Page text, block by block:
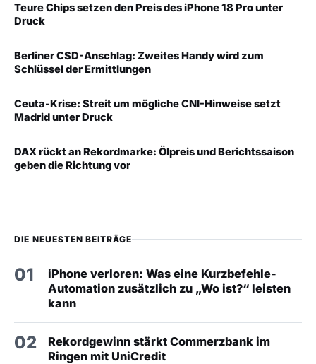
Teure Chips setzen den Preis des iPhone 18 Pro unter
Druck
Berliner CSD-Anschlag: Zweites Handy wird zum
Schlüssel der Ermittlungen
Ceuta-Krise: Streit um mögliche CNI-Hinweise setzt
Madrid unter Druck
DAX rückt an Rekordmarke: Ölpreis und Berichtssaison
geben die Richtung vor
DIE NEUESTEN BEITRÄGE
01
iPhone verloren: Was eine Kurzbefehle-
Automation zusätzlich zu „Wo ist?“ leisten
kann
02
Rekordgewinn stärkt Commerzbank im
Ringen mit UniCredit